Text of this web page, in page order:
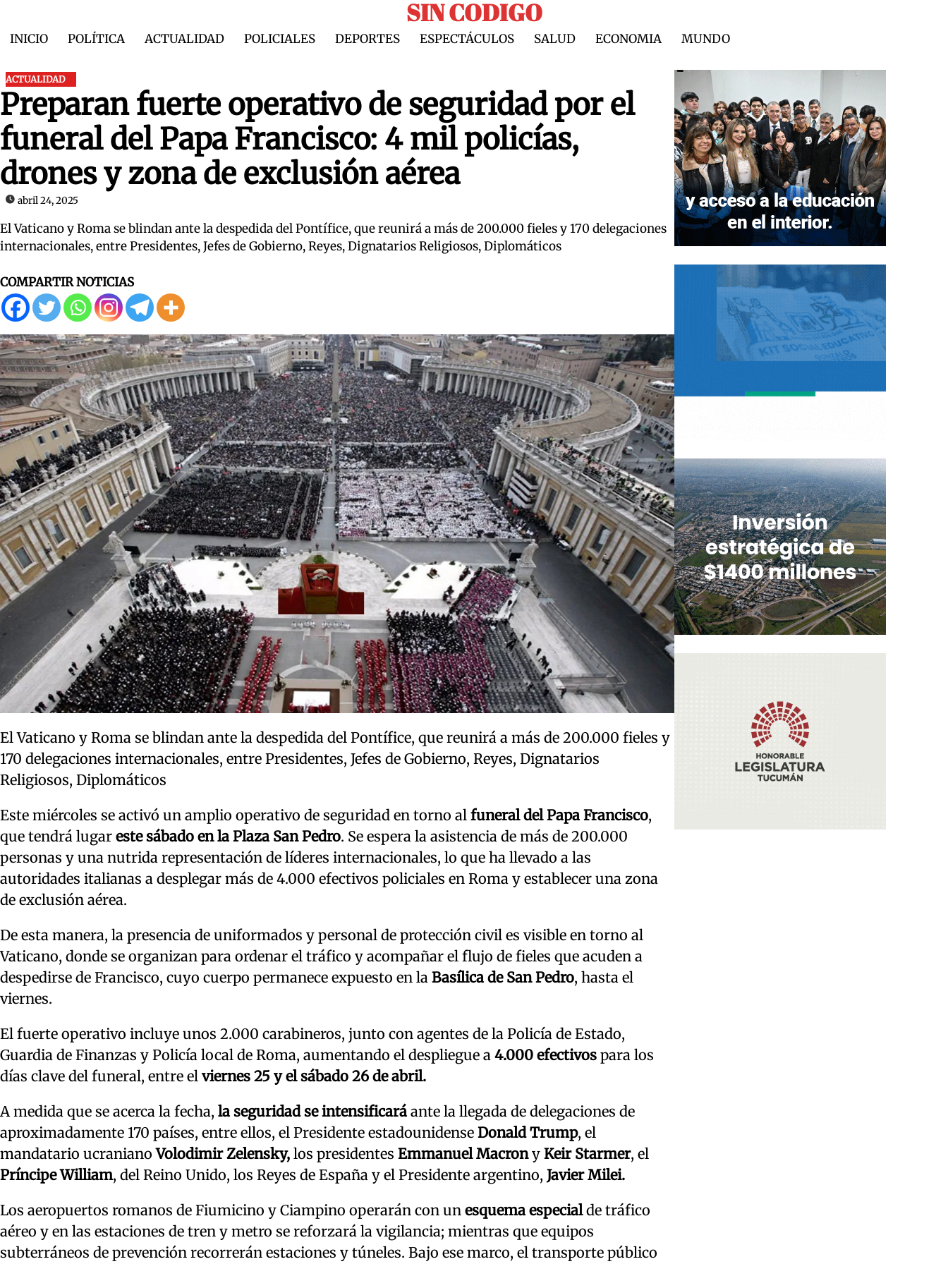
content
SIN CODIGO
INICIO POLÍTICA ACTUALIDAD POLICIALES DEPORTES ESPECTÁCULOS SALUD ECONOMIA MUNDO
ACTUALIDAD
Preparan fuerte operativo de seguridad por el
funeral del Papa Francisco: 4 mil policías,
drones y zona de exclusión aérea
abril 24, 2025
El Vaticano y Roma se blindan ante la despedida del Pontífice, que reunirá a más de 200.000 fieles y 170 delegaciones
internacionales, entre Presidentes, Jefes de Gobierno, Reyes, Dignatarios Religiosos, Diplomáticos
COMPARTIR NOTICIAS
El Vaticano y Roma se blindan ante la despedida del Pontífice, que reunirá a más de 200.000 fieles y
170 delegaciones internacionales, entre Presidentes, Jefes de Gobierno, Reyes, Dignatarios
Religiosos, Diplomáticos
Este miércoles se activó un amplio operativo de seguridad en torno al funeral del Papa Francisco,
que tendrá lugar este sábado en la Plaza San Pedro. Se espera la asistencia de más de 200.000
personas y una nutrida representación de líderes internacionales, lo que ha llevado a las
autoridades italianas a desplegar más de 4.000 efectivos policiales en Roma y establecer una zona
de exclusión aérea.
De esta manera, la presencia de uniformados y personal de protección civil es visible en torno al
Vaticano, donde se organizan para ordenar el tráfico y acompañar el flujo de fieles que acuden a
despedirse de Francisco, cuyo cuerpo permanece expuesto en la Basílica de San Pedro, hasta el
viernes.
El fuerte operativo incluye unos 2.000 carabineros, junto con agentes de la Policía de Estado,
Guardia de Finanzas y Policía local de Roma, aumentando el despliegue a 4.000 efectivos para los
días clave del funeral, entre el viernes 25 y el sábado 26 de abril.
A medida que se acerca la fecha, la seguridad se intensificará ante la llegada de delegaciones de
aproximadamente 170 países, entre ellos, el Presidente estadounidense Donald Trump, el
mandatario ucranianoVolodimir Zelensky, los presidentes Emmanuel Macrony Keir Starmer, el
Príncipe William, del Reino Unido, los Reyes de España y el Presidente argentino, Javier Milei.
Los aeropuertos romanos de Fiumicino y Ciampino operarán con un esquema especialde tráfico
aéreo y en las estaciones de tren y metro se reforzará la vigilancia; mientras que equipos
subterráneos de prevención recorrerán estaciones y túneles. Bajo ese marco, el transporte público